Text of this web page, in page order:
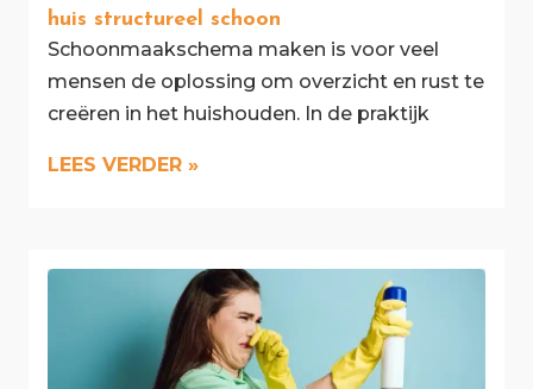
huis structureel schoon
Schoonmaakschema maken is voor veel
mensen de oplossing om overzicht en rust te
creëren in het huishouden. In de praktijk
LEES VERDER »